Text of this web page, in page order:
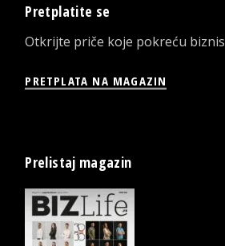
Pretplatite se
Otkrijte priče koje pokreću biznis
PRETPLATA NA MAGAZIN
Prelistaj magazin